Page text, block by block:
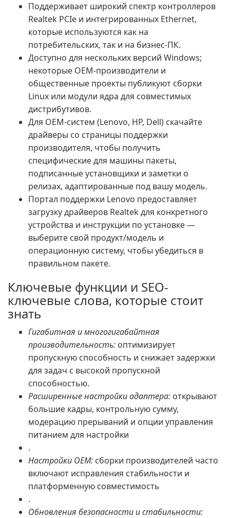
Поддерживает широкий спектр контроллеров
Realtek PCIe и интегрированных Ethernet,
которые используются как на
потребительских, так и на бизнес-ПК.
Доступно для нескольких версий Windows;
некоторые OEM-производители и
общественные проекты публикуют сборки
Linux или модули ядра для совместимых
дистрибутивов.
Для OEM-систем (Lenovo, HP, Dell) скачайте
драйверы со страницы поддержки
производителя, чтобы получить
специфические для машины пакеты,
подписанные установщики и заметки о
релизах, адаптированные под вашу модель.
Портал поддержки Lenovo предоставляет
загрузку драйверов Realtek для конкретного
устройства и инструкции по установке —
выберите свой продукт/модель и
операционную систему, чтобы убедиться в
правильном пакете.
Ключевые функции и SEO-
ключевые слова, которые стоит
знать
Гигабитная и многогигабайтная
производительность: оптимизирует
пропускную способность и снижает задержки
для задач с высокой пропускной
способностью.
Расширенные настройки адаптера: открывают
большие кадры, контрольную сумму,
модерацию прерываний и опции управления
питанием для настройки
.
Настройки OEM: сборки производителей часто
включают исправления стабильности и
платформенную совместимость
.
Обновления безопасности и стабильности: